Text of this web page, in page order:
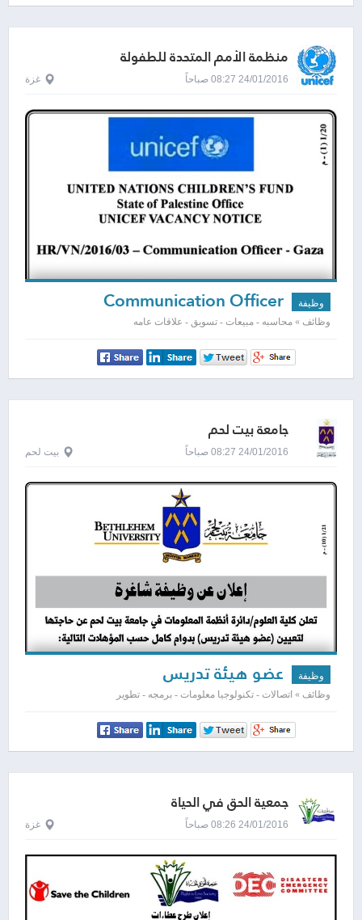
منظمة الأمم المتحدة للطفولة
24/01/2016 08:27 صباحاً غزة
وظيفة
وظائف » محاسبه - مبيعات - تسويق - علاقات عامه
جامعة بيت لحم
24/01/2016 08:27 صباحاً بيت لحم
وظيفة عضو هيئة تدريس
وظائف » اتصالات - تكنولوجيا معلومات - برمجه - تطوير
جمعية الحق في الحياة
24/01/2016 08:26 صباحاً غزة